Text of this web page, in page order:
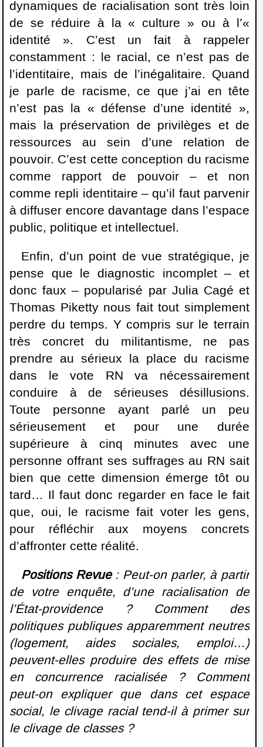
dynamiques de racialisation sont très loin
de se réduire à la « culture » ou à l’«
identité ». C’est un fait à rappeler
constamment : le racial, ce n’est pas de
l’identitaire, mais de l’inégalitaire. Quand
je parle de racisme, ce que j’ai en tête
n’est pas la « défense d’une identité »,
mais la préservation de privilèges et de
ressources au sein d’une relation de
pouvoir. C’est cette conception du racisme
comme rapport de pouvoir – et non
comme repli identitaire – qu’il faut parvenir
à diffuser encore davantage dans l’espace
public, politique et intellectuel.
Enfin, d’un point de vue stratégique, je
pense que le diagnostic incomplet – et
donc faux – popularisé par Julia Cagé et
Thomas Piketty nous fait tout simplement
perdre du temps. Y compris sur le terrain
très concret du militantisme, ne pas
prendre au sérieux la place du racisme
dans le vote RN va nécessairement
conduire à de sérieuses désillusions.
Toute personne ayant parlé un peu
sérieusement et pour une durée
supérieure à cinq minutes avec une
personne offrant ses suffrages au RN sait
bien que cette dimension émerge tôt ou
tard… Il faut donc regarder en face le fait
que, oui, le racisme fait voter les gens,
pour réfléchir aux moyens concrets
d’affronter cette réalité.
Positions Revue: Peut-on parler, à partir
de votre enquête, d’une racialisation de
l’État-providence ? Comment des
politiques publiques apparemment neutres
(logement, aides sociales, emploi…)
peuvent-elles produire des effets de mise
en concurrence racialisée ? Comment
peut-on expliquer que dans cet espace
social, le clivage racial tend-il à primer sur
le clivage de classes ?